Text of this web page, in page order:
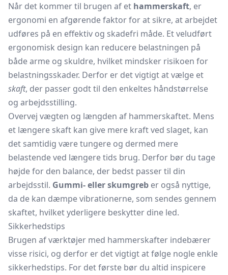
Når det kommer til brugen af et hammerskaft, er
ergonomi en afgørende faktor for at sikre, at arbejdet
udføres på en effektiv og skadefri måde. Et veludført
ergonomisk design kan reducere belastningen på
både arme og skuldre, hvilket mindsker risikoen for
belastningsskader. Derfor er det vigtigt at vælge et
skaft, der passer godt til den enkeltes håndstørrelse
og arbejdsstilling.
Overvej vægten og længden af hammerskaftet. Mens
et længere skaft kan give mere kraft ved slaget, kan
det samtidig være tungere og dermed mere
belastende ved længere tids brug. Derfor bør du tage
højde for den balance, der bedst passer til din
arbejdsstil. Gummi- eller skumgreb er også nyttige,
da de kan dæmpe vibrationerne, som sendes gennem
skaftet, hvilket yderligere beskytter dine led.
Sikkerhedstips
Brugen af værktøjer med hammerskafter indebærer
visse risici, og derfor er det vigtigt at følge nogle enkle
sikkerhedstips. For det første bør du altid inspicere